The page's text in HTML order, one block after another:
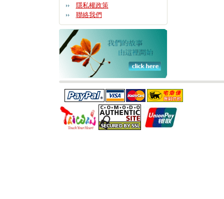
隱私權政策
聯絡我們